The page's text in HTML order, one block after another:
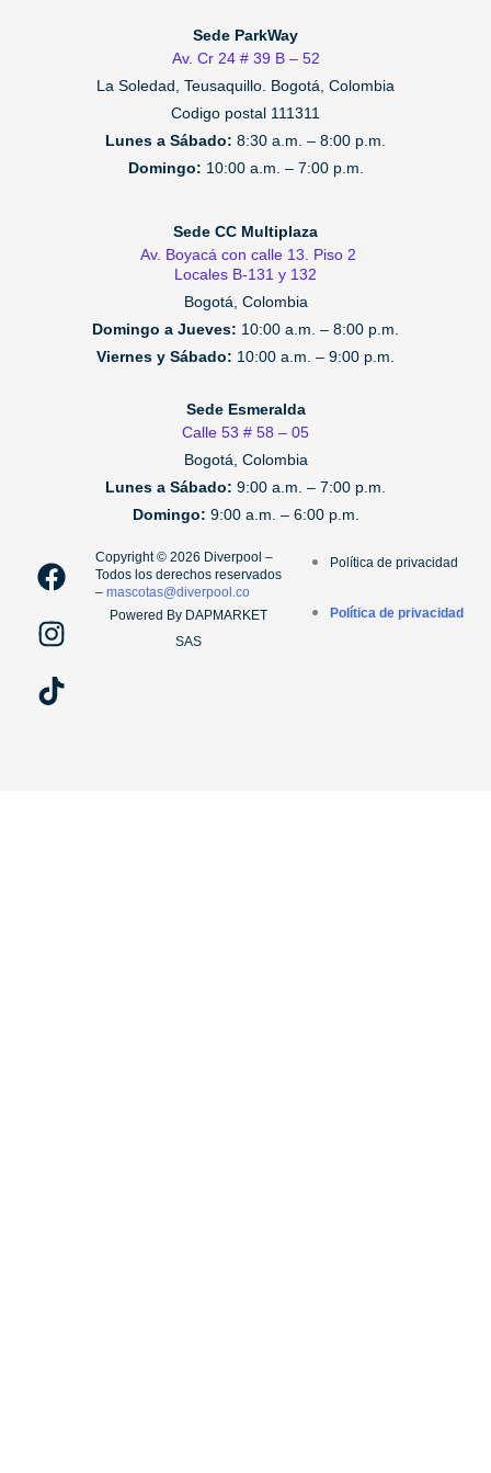
Sede ParkWay
Av. Cr 24 # 39 B – 52
La Soledad, Teusaquillo. Bogotá, Colombia
Codigo postal 111311
Lunes a Sábado: 8:30 a.m. – 8:00 p.m.
Domingo: 10:00 a.m. – 7:00 p.m.
Sede CC Multiplaza
Av. Boyacá con calle 13. Piso 2
Locales B-131 y 132
Bogotá, Colombia
Domingo a Jueves: 10:00 a.m. – 8:00 p.m.
Viernes y Sábado: 10:00 a.m. – 9:00 p.m.
Sede Esmeralda
Calle 53 # 58 – 05
Bogotá, Colombia
Lunes a Sábado: 9:00 a.m. – 7:00 p.m.
Domingo: 9:00 a.m. – 6:00 p.m.
F
a
c
e
b
o
I
n
s
t
a
g
T
i
k
t
o
k
Copyright ©️ 2026 Diverpool –
Todos los derechos reservados
–mascotas@diverpool.co
Powered By DAPMARKET
SAS
Política de privacidad
Política de privacidad